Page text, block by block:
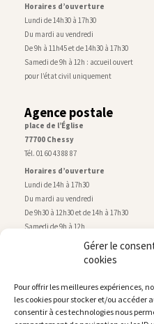
Gérer le
cookies
Pour offrir les meilleures expériences,
les cookies pour stocker et/ou accéder
consentir à ces technologies nous
Horaires d’ouverture
Lundi de 14h30 à 17h30
Du mardi au vendredi
De 9h à 11h45 et de 14h30 à 17h30
Samedi de 9h à 12h : accueil ouvert
pour l’état civil uniquement
Agence postale
place de l’Église
77700 Chessy
Tél. 01 60 43 88 87
Horaires d’ouverture
Lundi de 14h à 17h30
Du mardi au vendredi
De 9h30 à 12h30 et de 14h à 17h30
Samedi de 9h à 12h
Service technique
rue de Montry–77700 Chessy
Tél. 01 60 43 52 63
Horaires d’ouverture